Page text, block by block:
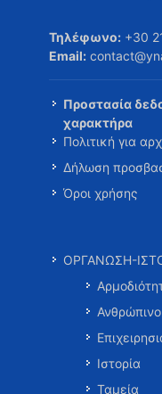
Τηλέφωνο: +30
Email:
Προστασία
χαρακτήρα
Πολιτική για
Δήλωση
Όροι χρήσης
ΟΡΓΑΝΩΣΗ-
Ιστορία
Ταμεία